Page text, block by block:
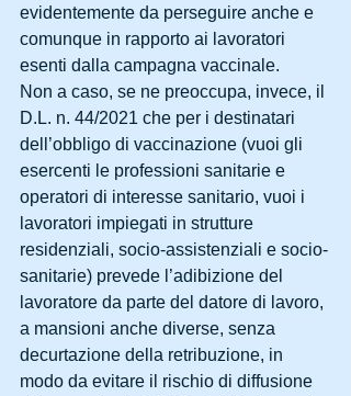
evidentemente da perseguire anche e
comunque in rapporto ai lavoratori
esenti dalla campagna vaccinale.
Non a caso, se ne preoccupa, invece, il
D.L. n. 44/2021 che per i destinatari
dell’obbligo di vaccinazione (vuoi gli
esercenti le professioni sanitarie e
operatori di interesse sanitario, vuoi i
lavoratori impiegati in strutture
residenziali, socio-assistenziali e socio-
sanitarie) prevede l’adibizione del
lavoratore da parte del datore di lavoro,
a mansioni anche diverse, senza
decurtazione della retribuzione, in
modo da evitare il rischio di diffusione